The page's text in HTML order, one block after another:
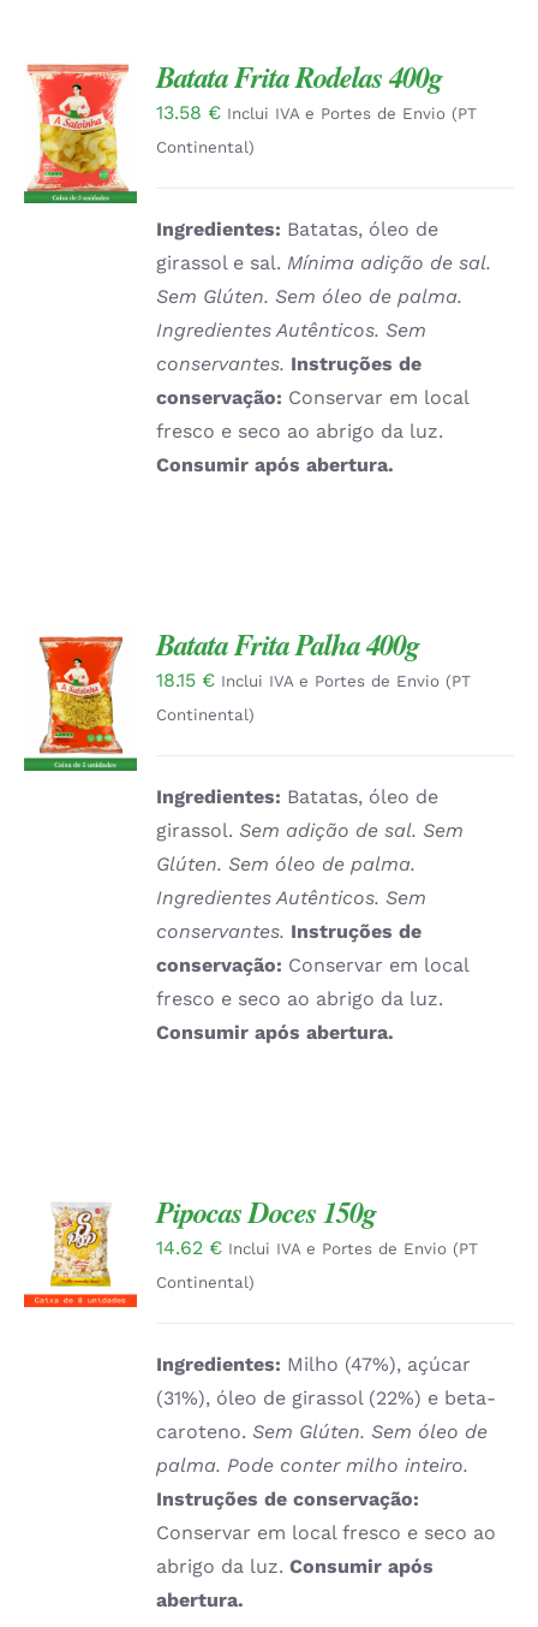
ADICIONAR
/
DETALHES
Batata Frita Rodelas 400g
13.58 € Inclui IVA e Portes de Envio (PT
Continental)
Ingredientes: Batatas, óleo de
girassol e sal. Mínima adição de sal.
Sem Glúten. Sem óleo de palma.
Ingredientes Autênticos. Sem
conservantes. Instruções de
conservação: Conservar em local
fresco e seco ao abrigo da luz.
Consumir após abertura.
ADICIONAR
/
DETALHES
Batata Frita Palha 400g
18.15 € Inclui IVA e Portes de Envio (PT
Continental)
Ingredientes: Batatas, óleo de
girassol.Sem adição de sal. Sem
Glúten. Sem óleo de palma.
Ingredientes Autênticos. Sem
conservantes. Instruções de
conservação: Conservar em local
fresco e seco ao abrigo da luz.
Consumir após abertura.
ADICIONAR
/
DETALHES
Pipocas Doces 150g
14.62 € Inclui IVA e Portes de Envio (PT
Continental)
Ingredientes: Milho (47%), açúcar
(31%), óleo de girassol (22%) e beta-
caroteno.Sem Glúten. Sem óleo de
palma. Pode conter milho inteiro.
Instruções de conservação:
Conservar em local fresco e seco ao
abrigo da luz.Consumir após
abertura.